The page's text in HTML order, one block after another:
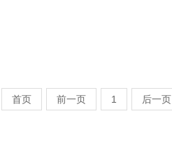
首页 前一页 1 后一页